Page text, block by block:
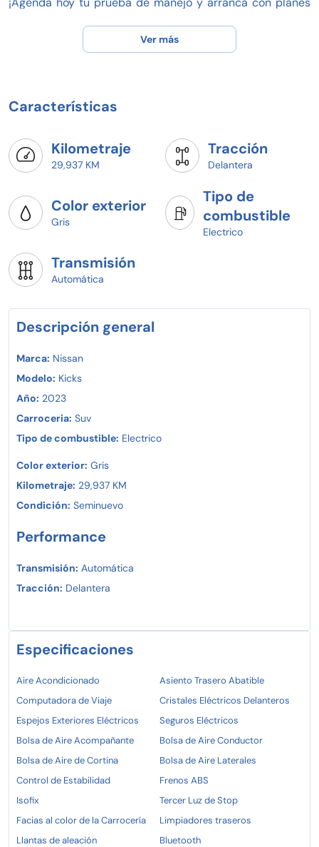
Pregunta por disponibilidad y agenda tu prueba de
Ver más
Características
Kilometraje
29,937 KM
Tracción
Delantera
Color exterior
Gris
Tipo de
combustible
Electrico
Transmisión
Automática
Descripción general
Marca: Nissan
Modelo: Kicks
Año: 2023
Carroceria: Suv
Tipo de combustible: Electrico
Color exterior: Gris
Kilometraje: 29,937 KM
Condición: Seminuevo
Performance
Transmisión: Automática
Tracción: Delantera
Especificaciones
Aire Acondicionado
Asiento Trasero Abatible
Computadora de Viaje
Cristales Eléctricos Delanteros
Espejos Exteriores Eléctricos
Seguros Eléctricos
Bolsa de Aire Acompañante
Bolsa de Aire Conductor
Bolsa de Aire de Cortina
Bolsa de Aire Laterales
Control de Estabilidad
Frenos ABS
Isofix
Tercer Luz de Stop
Facias al color de la Carrocería
Limpiadores traseros
Llantas de aleación
Bluetooth